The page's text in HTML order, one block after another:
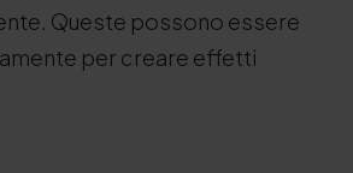
Queste possono essere
per creare effetti